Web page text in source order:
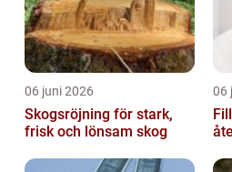
06 juni 2026
Skogsröjning för stark,
frisk och lönsam skog
06
Fillers